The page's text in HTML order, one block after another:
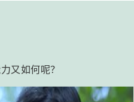
又如何呢？